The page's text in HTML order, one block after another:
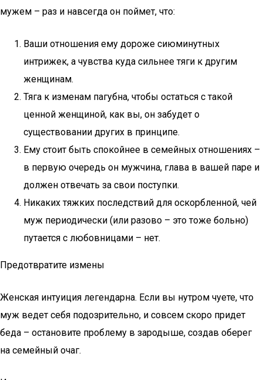
мужем – раз и навсегда он поймет, что:
Ваши отношения ему дороже сиюминутных
интрижек, а чувства куда сильнее тяги к другим
женщинам.
Тяга к изменам пагубна, чтобы остаться с такой
ценной женщиной, как вы, он забудет о
существовании других в принципе.
Ему стоит быть спокойнее в семейных отношениях –
в первую очередь он мужчина, глава в вашей паре и
должен отвечать за свои поступки.
Никаких тяжких последствий для оскорбленной, чей
муж периодически (или разово – это тоже больно)
путается с любовницами – нет.
Предотвратите измены
Женская интуиция легендарна. Если вы нутром чуете, что
муж ведет себя подозрительно, и совсем скоро придет
беда – остановите проблему в зародыше, создав оберег
на семейный очаг.